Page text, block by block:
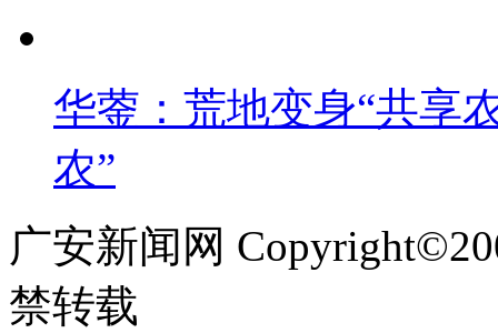
华蓥：荒地变身“共享
农”
广安新闻网
禁转载